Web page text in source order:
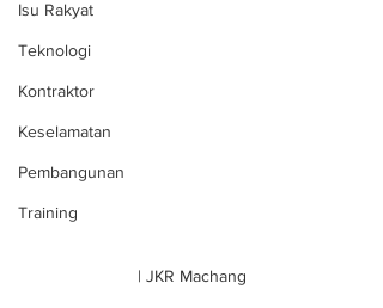
Isu Rakyat
Teknologi
Kontraktor
Keselamatan
Pembangunan
Training
| JKR Machang